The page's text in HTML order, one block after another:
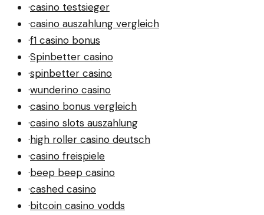
·casino testsieger
·casino auszahlung vergleich
·f1 casino bonus
·Spinbetter casino
·spinbetter casino
·wunderino casino
·casino bonus vergleich
·casino slots auszahlung
·high roller casino deutsch
·casino freispiele
·beep beep casino
·cashed casino
·bitcoin casino vodds